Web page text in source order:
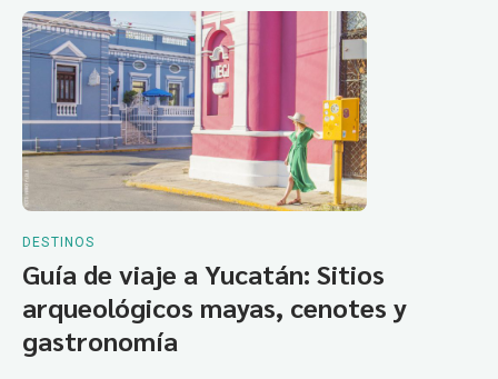
DESTINOS
Guía de viaje a Yucatán: Sitios
arqueológicos mayas, cenotes y
gastronomía